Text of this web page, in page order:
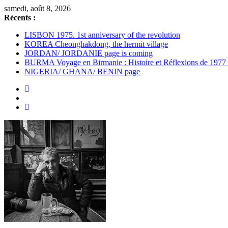
Passer
au
samedi, août 8, 2026
Récents :
LISBON 1975. 1st anniversary of the revolution
KOREA Cheonghakdong, the hermit village
JORDAN/ JORDANIE page is coming
BURMA Voyage en Birmanie : Histoire et Réflexions de 1977
NIGERIA/ GHANA/ BENIN page